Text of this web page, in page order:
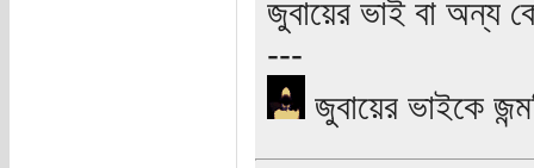
জুবায়ের ভাই বা অন্য
---
জুবায়ের ভাইকে